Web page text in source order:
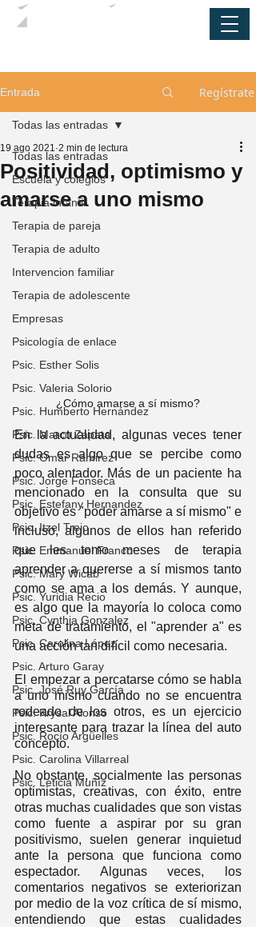
Entrada Regístrate
Todas las entradas
Escuela y colegios
Terapia infantil
Terapia de pareja
Terapia de adulto
Intervencion familiar
Terapia de adolescente
Empresas
Psicología de enlace
Psic. Esther Solis
Psic. Valeria Solorio
Psic. Humberto Hernández
Psic. Marco Zapata
Psic. Omar Ramirez
Psic. Jorge Fonseca
Psic. Estefany Hernandez
Psic. Itzel Trejo
Psic. Emmanuel Franco
Psic. Mary Wicab
Psic. Yuridia Recio
Psic. Cynthia Gonzalez
Psic. Carolina López
Psic. Arturo Garay
Psic. José Ruy García
Psic. Krysal Alonso
Psic. Rocío Argüelles
Psic. Carolina Villarreal
Psic. Leticia Muñíz
Todas las entradas
Positividad, optimismo y
amarse a uno mismo
19 ago 2021 2 min de lectura
¿Cómo amarse a sí mismo?
En la actualidad, algunas veces tener
dudas es algo que se percibe como
poco alentador. Más de un paciente ha
mencionado en la consulta que su
objetivo es "poder amarse a sí mismo" e
incluso, algunos de ellos han referido
que les tomo meses de terapia
aprender a quererse a sí mismos tanto
como se ama a los demás. Y aunque,
es algo que la mayoría lo coloca como
meta de tratamiento, el "aprender a" es
una acción tan difícil como necesaria.
El empezar a percatarse cómo se habla
a uno mismo cuando no se encuentra
rodeado de los otros, es un ejercicio
interesante para trazar la línea del auto
concepto.
No obstante, socialmente las personas
optimistas, creativas, con éxito, entre
otras muchas cualidades que son vistas
como fuente a aspirar por su gran
positivismo, suelen generar inquietud
ante la persona que funciona como
espectador. Algunas veces, los
comentarios negativos se exteriorizan
por medio de la voz crítica de sí mismo,
entendiendo que estas cualidades